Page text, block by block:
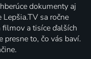
dokumenty aj
sa ročne
a tisíce ďalších
presne to, čo vás baví.